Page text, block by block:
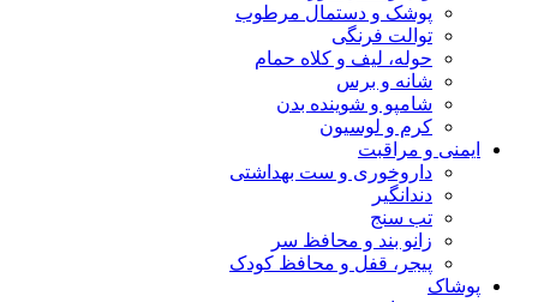
پوشک و دستمال مرطوب
توالت فرنگی
حوله، لیف و کلاه حمام
شانه و برس
شامپو و شوینده بدن
کرم و لوسیون
ایمنی و مراقبت
داروخوری و ست بهداشتی
دندانگیر
تب‌ سنج
زانو بند و محافظ سر
پیجر، قفل و محافظ کودک
پوشاک